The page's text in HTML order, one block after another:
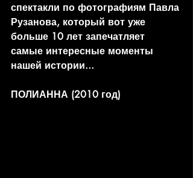
спектакли по фотографиям Павла
Рузанова, который вот уже
больше 10 лет запечатляет
самые интересные моменты
нашей истории...
ПОЛИАННА (2010 год)